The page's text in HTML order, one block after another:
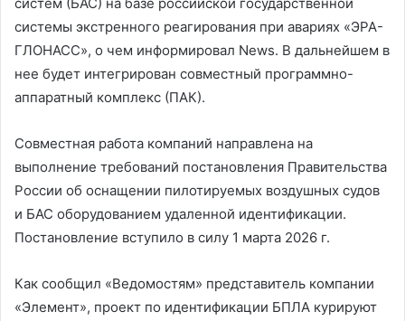
системы экстренного реагирования при авариях «ЭРА-
ГЛОНАСС», о чем информировал News. В дальнейшем в
нее будет интегрирован совместный программно-
аппаратный комплекс (ПАК).
Совместная работа компаний направлена на
выполнение требований постановления Правительства
России об оснащении пилотируемых воздушных судов
и БАС оборудованием удаленной идентификации.
Постановление вступило в силу 1 марта 2026 г.
Как сообщил «Ведомостям» представитель компании
«Элемент», проект по идентификации БПЛА курируют